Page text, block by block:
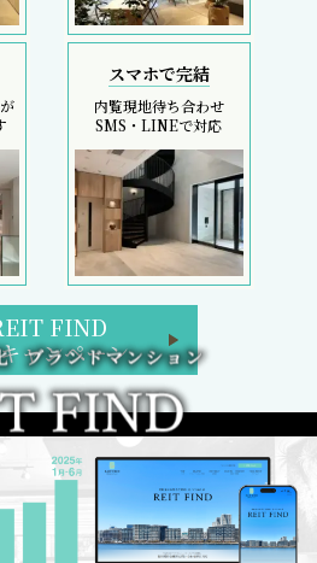
スマホで完結
内覧現地待ち合わせ
SMS・LINEで対応
FIND
ャンペーン